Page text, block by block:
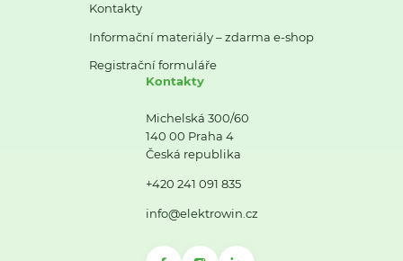
Kontakty
Informační materiály – zdarma e-shop
Registrační formuláře
Kontakty
Michelská 300/60
140 00 Praha 4
Česká republika
+420 241 091 835
info@elektrowin.cz